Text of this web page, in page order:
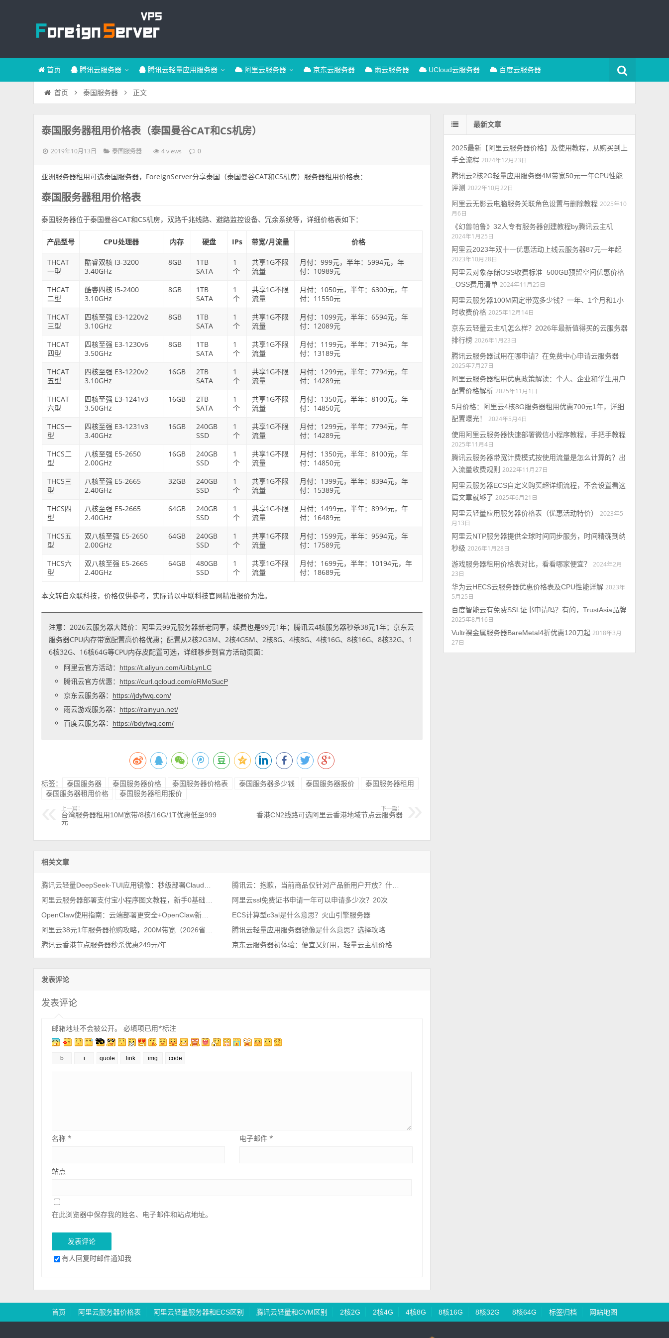
首页 腾讯云服务器 腾讯云轻量应用服务器 阿里云服务器 京东云服务器 雨云服务器 UCloud云服务器 百度云服务器
首页 泰国服务器 正文
泰国服务器租用价格表（泰国曼谷CAT和CS机房）
2019年10月13日 泰国服务器 4 views 0
亚洲服务器租用可选泰国服务器，ForeignServer分享泰国（泰国曼谷CAT和CS机房）服务器租用价格表：
泰国服务器租用价格表
泰国服务器位于泰国曼谷CAT和CS机房，双路千兆线路、避路监控设备、冗余系统等，详细价格表如下：
产品型号 CPU处理器 内存 硬盘 IPs 带宽/月流量 价格
THCAT
一型
酷睿双核 I3-3200
3.40GHz
8GB
1TB
SATA
1
个
共享1G不限
流量
月付：999元，半年：5994元，年
付：10989元
THCAT
二型
酷睿四核 I5-2400
3.10GHz
8GB
1TB
SATA
1
个
共享1G不限
流量
月付：1050元，半年：6300元，年
付：11550元
THCAT
三型
四核至强 E3-1220v2
3.10GHz
8GB
1TB
SATA
1
个
共享1G不限
流量
月付：1099元，半年：6594元，年
付：12089元
THCAT
四型
四核至强 E3-1230v6
3.50GHz
8GB
1TB
SATA
1
个
共享1G不限
流量
月付：1199元，半年：7194元，年
付：13189元
THCAT
五型
四核至强 E3-1220v2
3.10GHz
16GB
2TB
SATA
1
个
共享1G不限
流量
月付：1299元，半年：7794元，年
付：14289元
THCAT
六型
四核至强 E3-1241v3
3.50GHz
16GB
2TB
SATA
1
个
共享1G不限
流量
月付：1350元，半年：8100元，年
付：14850元
THCS一
型
四核至强 E3-1231v3
3.40GHz
16GB
240GB
SSD
1
个
共享1G不限
流量
月付：1299元，半年：7794元，年
付：14289元
THCS二
型
八核至强 E5-2650
2.00GHz
16GB
240GB
SSD
1
个
共享1G不限
流量
月付：1350元，半年：8100元，年
付：14850元
THCS三
型
八核至强 E5-2665
2.40GHz
32GB
240GB
SSD
1
个
共享1G不限
流量
月付：1399元，半年：8394元，年
付：15389元
THCS四
型
八核至强 E5-2665
2.40GHz
64GB
240GB
SSD
1
个
共享1G不限
流量
月付：1499元，半年：8994元，年
付：16489元
THCS五
型
双八核至强 E5-2650
2.00GHz
64GB
240GB
SSD
1
个
共享1G不限
流量
月付：1599元，半年：9594元，年
付：17589元
THCS六
型
双八核至强 E5-2665
2.40GHz
64GB
480GB
SSD
1
个
共享1G不限
流量
月付：1699元，半年：10194元，年
付：18689元
本文转自众联科技，价格仅供参考，实际请以中联科技官网精准报价为准。
注意：2026云服务器大降价：阿里云99元服务器新老同享，续费也是99元1年；腾讯云4核服务器秒杀38元1年；京东云
服务器CPU内存带宽配置高价格优惠；配置从2核2G3M、2核4G5M、2核8G、4核8G、4核16G、8核16G、8核32G、1
6核32G、16核64G等CPU内存皮配置可选，详细移步到官方活动页面：
阿里云官方活动：
https://t.aliyun.com/U/bLynLC
腾讯云官方优惠： https://curl.qcloud.com/oRMoSucP
京东云服务器： https://jdyfwq.com/
雨云游戏服务器： https://rainyun.net/
百度云服务器： https://bdyfwq.com/
标签： 泰国服务器 泰国服务器价格 泰国服务器价格表 泰国服务器多少钱 泰国服务器报价
泰国服务器租用
泰国服务器租用价格
泰国服务器租用报价
上一篇：
台湾服务器租用10M宽带/8核/16G/1T优惠低至999
元
下一篇：
香港CN2线路可选阿里云香港地域节点云服务器
相关文章
阿里云ssl免费证书申请一年可以申请多少次？20次
ECS计算型c3al是什么意思？火山引擎服务器
腾讯云轻量应用服务器镜像是什么意思？选择攻略
腾讯云香港节点服务器秒杀优惠249元/年
发表评论
发表评论
邮箱地址不会被公开。 必填项已用*标注
名称* 电子邮件 *
站点
在此浏览器中保存我的姓名、电子邮件和站点地址。
有人回复时邮件通知我
最新文章
2025最新【阿里云服务器价格】及使用教程，从购买到上
手全流程 2024年12月23日
腾讯云2核2G轻量应用服务器4M带宽50元一年CPU性能
评测 2022年10月22日
阿里云无影云电脑服务关联角色设置与删除教程 2025年10
月6日
《幻兽帕鲁》32人专有服务器创建教程by腾讯云主机
2024年1月25日
阿里云2023年双十一优惠活动上线云服务器87元一年起
2023年10月28日
阿里云对象存储OSS收费标准_500GB预留空间优惠价格
_OSS费用清单 2024年11月25日
阿里云服务器100M固定带宽多少钱？一年、1个月和1小
时收费价格 2025年12月14日
京东云轻量云主机怎么样？2026年最新值得买的云服务器
排行榜 2026年1月23日
腾讯云服务器试用在哪申请？在免费中心申请云服务器
2025年7月27日
阿里云服务器租用优惠政策解读：个人、企业和学生用户
配置价格解析 2025年11月1日
5月价格：阿里云4核8G服务器租用优惠700元1年，详细
配置曝光！
2024年5月4日
使用阿里云服务器快速部署微信小程序教程，手把手教程
2025年11月4日
腾讯云服务器带宽计费模式按使用流量是怎么计算的？出
入流量收费规则 2022年11月27日
阿里云服务器ECS自定义购买超详细流程，不会设置看这
篇文章就够了 2025年6月21日
阿里云轻量应用服务器价格表（优惠活动特价）
2023年5
月13日
阿里云NTP服务器提供全球时间同步服务，时间精确到纳
秒级 2026年1月28日
游戏服务器租用价格表对比，看看哪家便宜？
2024年2月
23日
华为云HECS云服务器优惠价格表及CPU性能详解 2023年
5月25日
百度智能云有免费SSL证书申请吗？有的，TrustAsia品牌
2025年8月16日
Vultr裸金属服务器BareMetal4折优惠120刀起 2018年3月
27日
首页 阿里云服务器价格表 阿里云轻量服务器和ECS区别 腾讯云轻量和CVM区别 2核2G 2核4G 4核8G 8核16G 8核32G 8核64G 标签归档 网站地图